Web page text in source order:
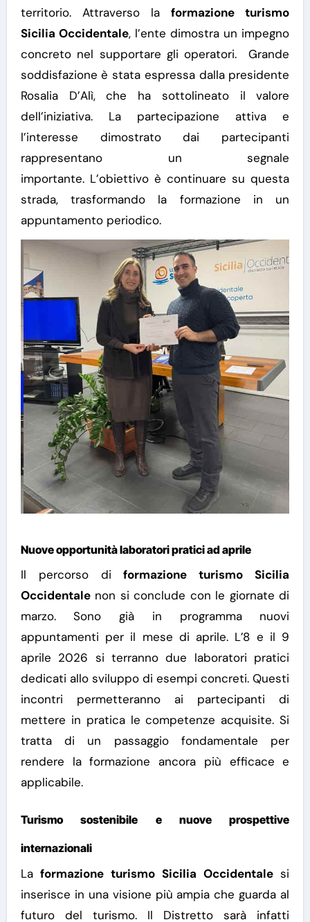
territorio. Attraverso laformazione turismo
Sicilia Occidentale, l’ente dimostra un impegno
concreto nel supportare gli operatori.Grande
soddisfazione è stata espressa dalla presidente
Rosalia D’Alì, che ha sottolineato il valore
dell’iniziativa. La partecipazione attiva e
l’interesse dimostrato dai partecipanti
rappresentano un segnale
importante. L’obiettivo è continuare su questa
strada, trasformando la formazione in un
appuntamento periodico.
Nuove opportunità laboratori pratici ad aprile
Il percorso diformazione turismo Sicilia
Occidentalenon si conclude con le giornate di
marzo. Sono già in programma nuovi
appuntamenti per il mese di aprile. L’8 e il 9
aprile 2026 si terranno due laboratori pratici
dedicati allo sviluppo di esempi concreti. Questi
incontri permetteranno ai partecipanti di
mettere in pratica le competenze acquisite.Si
tratta di un passaggio fondamentale per
rendere la formazione ancora più efficace e
applicabile.
Turismo sostenibile e nuove prospettive
internazionali
Laformazione turismo Sicilia Occidentalesi
inserisce in una visione più ampia che guarda al
futuro del turismo. Il Distretto sarà infatti